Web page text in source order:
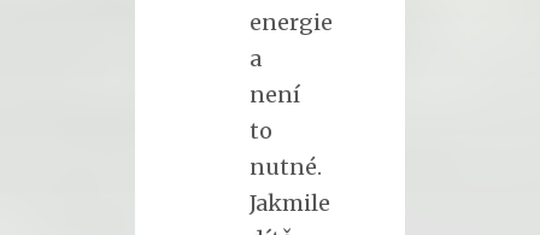
energie
a
není
to
nutné.
Jakmile